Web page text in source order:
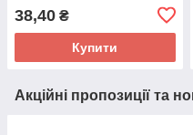
38,40 ₴
Купити
Акційні пропозиції та